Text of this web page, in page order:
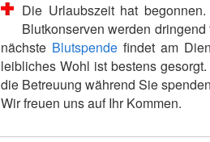
Die Urlaubszeit hat
Blutkonserven werden
nächste Blutspende findet am
leibliches Wohl ist bestens
die Betreuung während Sie
Wir freuen uns auf Ihr Kommen.